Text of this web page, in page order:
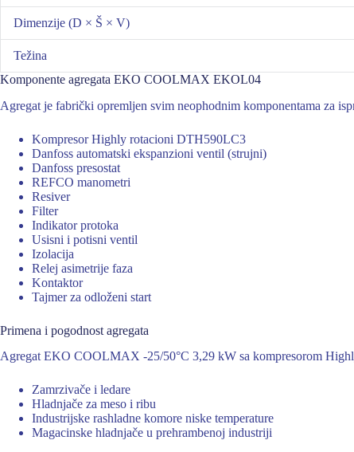
Dimenzije (D × Š × V)
Težina
Komponente agregata EKO COOLMAX EKOL04
Agregat je fabrički opremljen svim neophodnim komponentama za
Kompresor Highly rotacioni DTH590LC3
Danfoss automatski ekspanzioni ventil (strujni)
Danfoss presostat
REFCO manometri
Resiver
Filter
Indikator protoka
Usisni i potisni ventil
Izolacija
Relej asimetrije faza
Kontaktor
Tajmer za odloženi start
Primena i pogodnost agregata
Agregat EKO COOLMAX -25/50°C 3,29 kW sa kompresorom
Zamrzivače i ledare
Hladnjače za meso i ribu
Industrijske rashladne komore niske temperature
Magacinske hladnjače u prehrambenoj industriji